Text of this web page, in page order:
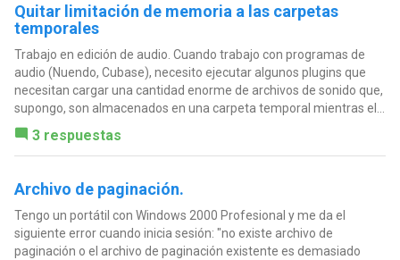
Quitar limitación de memoria a las carpetas
temporales
Trabajo en edición de audio. Cuando trabajo con programas de
audio (Nuendo, Cubase), necesito ejecutar algunos plugins que
necesitan cargar una cantidad enorme de archivos de sonido que,
supongo, son almacenados en una carpeta temporal mientras el...
3 respuestas
Archivo de paginación.
Tengo un portátil con Windows 2000 Profesional y me da el
siguiente error cuando inicia sesión: "no existe archivo de
paginación o el archivo de paginación existente es demasiado